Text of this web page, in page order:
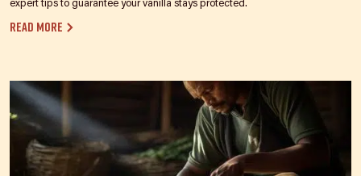
expert tips to guarantee your vanilla stays protected.
Read more